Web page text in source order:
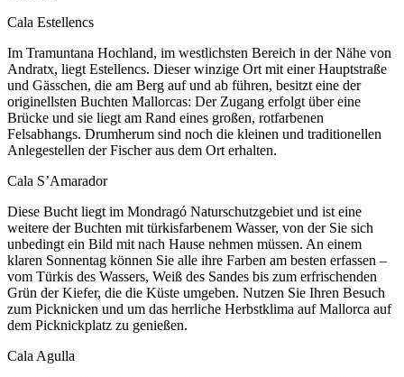
Cala Estellencs
Im Tramuntana Hochland, im westlichsten Bereich in der Nähe von
Andratx, liegt Estellencs. Dieser winzige Ort mit einer Hauptstraße
und Gässchen, die am Berg auf und ab führen, besitzt eine der
originellsten Buchten Mallorcas: Der Zugang erfolgt über eine
Brücke und sie liegt am Rand eines großen, rotfarbenen
Felsabhangs. Drumherum sind noch die kleinen und traditionellen
Anlegestellen der Fischer aus dem Ort erhalten.
Cala S’Amarador
Diese Bucht liegt im Mondragó Naturschutzgebiet und ist eine
weitere der Buchten mit türkisfarbenem Wasser, von der Sie sich
unbedingt ein Bild mit nach Hause nehmen müssen. An einem
klaren Sonnentag können Sie alle ihre Farben am besten erfassen –
vom Türkis des Wassers, Weiß des Sandes bis zum erfrischenden
Grün der Kiefer, die die Küste umgeben. Nutzen Sie Ihren Besuch
zum Picknicken und um das herrliche Herbstklima auf Mallorca auf
dem Picknickplatz zu genießen.
Cala Agulla